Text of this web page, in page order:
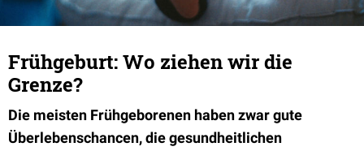
Frühgeburt: Wo ziehen wir die
Grenze?
Die meisten Frühgeborenen haben zwar gute
Überlebenschancen, die gesundheitlichen